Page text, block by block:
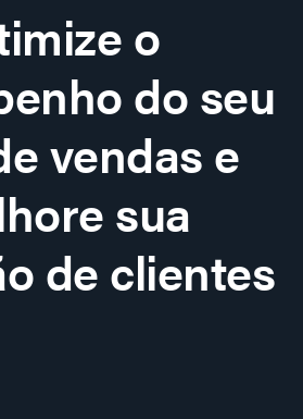
o
do seu
vendas e
sua
de clientes